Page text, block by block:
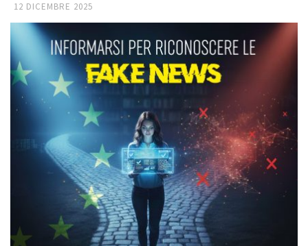
12 DICEMBRE 2025